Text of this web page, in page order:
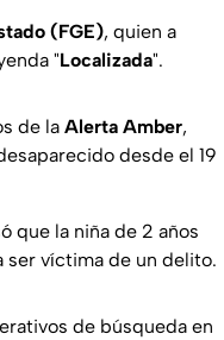
(FGE), quien a
"Localizada".
de la Alerta Amber,
desde el 19
que la niña de 2 años
ser víctima de un delito.
de búsqueda en